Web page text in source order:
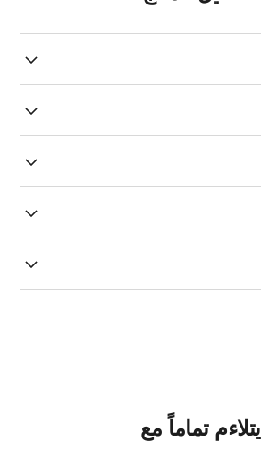
يتلاءم تماماً مع